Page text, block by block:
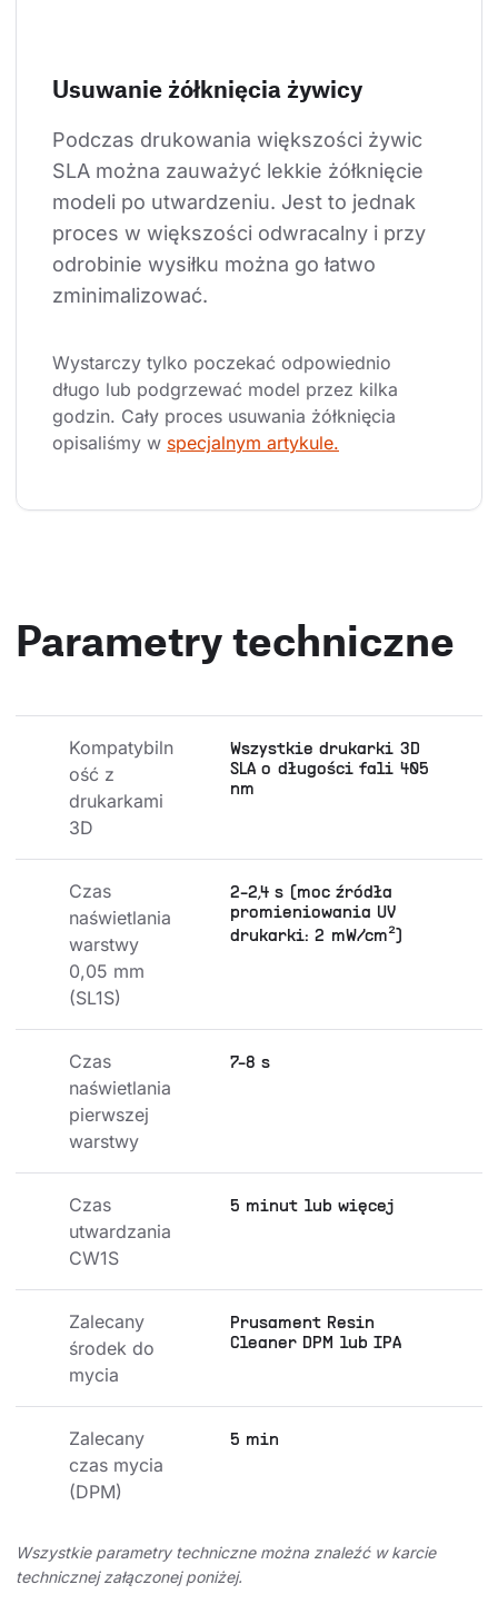
Usuwanie żółknięcia żywicy
Podczas drukowania większości żywic
SLA można zauważyć lekkie żółknięcie
modeli po utwardzeniu. Jest to jednak
proces w większości odwracalny i przy
odrobinie wysiłku można go łatwo
zminimalizować.
Wystarczy tylko poczekać odpowiednio
długo lub podgrzewać model przez kilka
godzin. Cały proces usuwania żółknięcia
opisaliśmy w specjalnym artykule.
Parametry techniczne
Kompatybiln
ość z
drukarkami
3D
Wszystkie drukarki 3D
SLA o długości fali 405
nm
Czas
naświetlania
warstwy
0,05 mm
(SL1S)
2-2,4 s (moc źródła
promieniowania UV
drukarki: 2 mW/cm²)
Czas
naświetlania
pierwszej
warstwy
7-8 s
Czas
utwardzania
CW1S
5 minut lub więcej
Zalecany
środek do
mycia
Prusament Resin
Cleaner DPM lub IPA
Zalecany
czas mycia
(DPM)
5 min
Wszystkie parametry techniczne można znaleźć w karcie
technicznej załączonej poniżej.